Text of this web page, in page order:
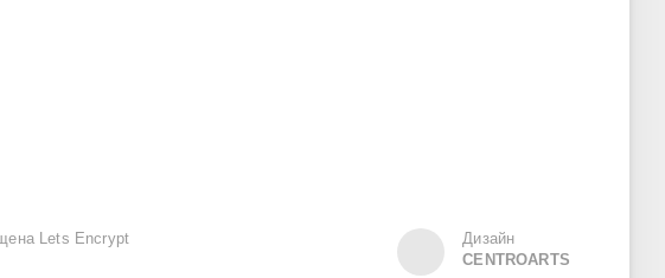
Дизайн
CENTROARTS